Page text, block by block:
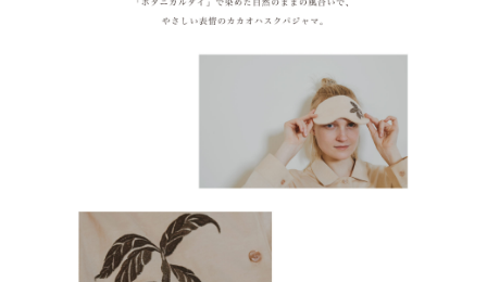
価格が高い順
優先度順